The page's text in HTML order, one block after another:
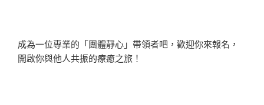
成為一位專業的「團體靜心」帶領者吧，歡迎你來報名，
開啟你與他人共振的療癒之旅！